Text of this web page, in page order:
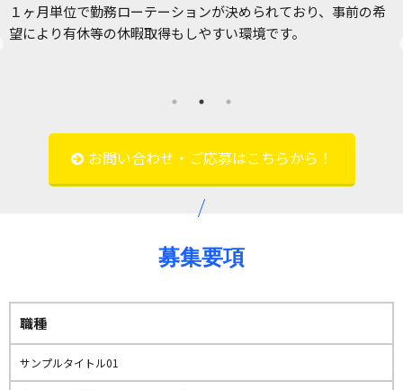
１ヶ月単位で勤務ローテーションが決められており、事前の希
望により有休等の休暇取得もしやすい環境です。
お問い合わせ・ご応募はこちらから！
募集要項
職種
サンプルタイトル01